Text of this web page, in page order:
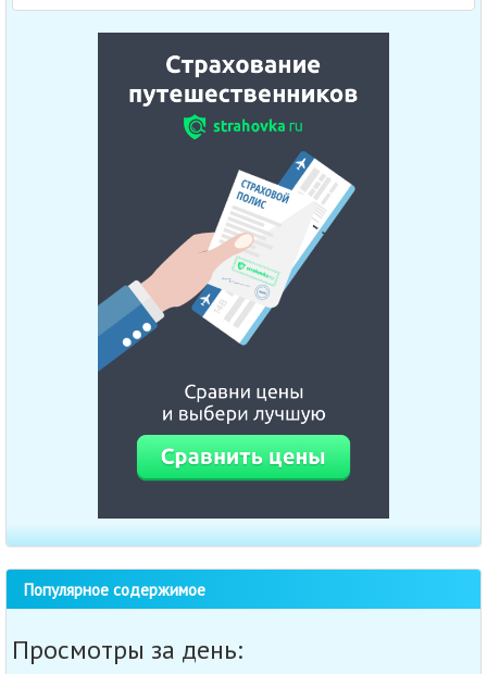
Популярное содержимое
Просмотры за день: